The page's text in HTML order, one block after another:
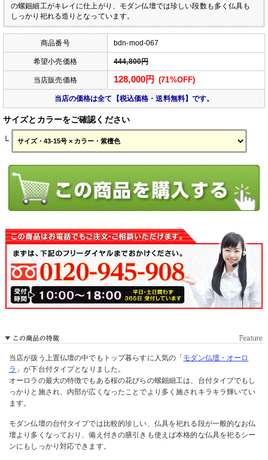
の螺鈿細工がキレイに仕上がり、モダン仏壇では珍しい段数も多く仏具も
しっかり祀れる造りとなっています。
商品番号 bdn-mod-067
希望小売価格 444,800円
当店販売価格 128,000円 (71%OFF)
当店の価格は全て【税込価格・送料無料】です。
サイズとカラーをご確認ください
└
当店が扱う上置仏壇の中でもトップ暮らすに人気の「モダン仏壇・オーロ
ラ 」が下台付タイプとなりました。
オーロラの最大の特徴でもある桜の花びらの螺鈿細工は、台付タイプでもし
っかりと施され、内部が広くなったことでより多く施されキラキラ輝いてい
ます。
モダン仏壇の台付タイプでは比較的珍しい、仏具を祀れる段が一般的なお仏
壇より多くなっており、備え付きの膳引きも使えば本格的な仏具を祀るシー
ンにもしっかり対応できます。